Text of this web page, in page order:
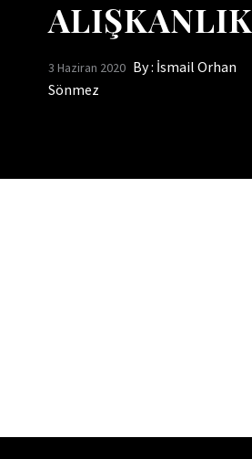
ALIŞKANLIK
3 Haziran 2020 By : İsmail Orhan
Sönmez